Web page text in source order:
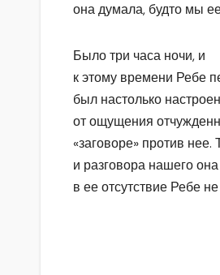
она думала, будто мы
Было три часа ночи, и
к этому времени Ребе
был настолько
от ощущения
«заговоре» против
и разговора нашего
в ее отсутствие Ребе